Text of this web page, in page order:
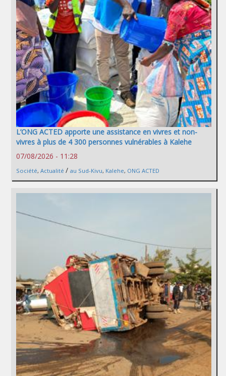
L’ONG ACTED apporte une assistance en vivres et non-
vivres à plus de 4 300 personnes vulnérables à Kalehe
07/08/2026 - 11:28
Société, Actualité / au Sud-Kivu, Kalehe, ONG ACTED